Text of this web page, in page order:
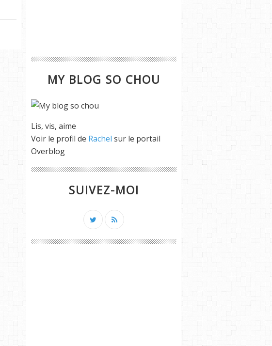
MY BLOG SO CHOU
Lis, vis, aime
Voir le profil de Rachel sur le portail
Overblog
SUIVEZ-MOI